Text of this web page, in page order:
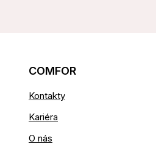
COMFOR
Kontakty
Kariéra
O nás